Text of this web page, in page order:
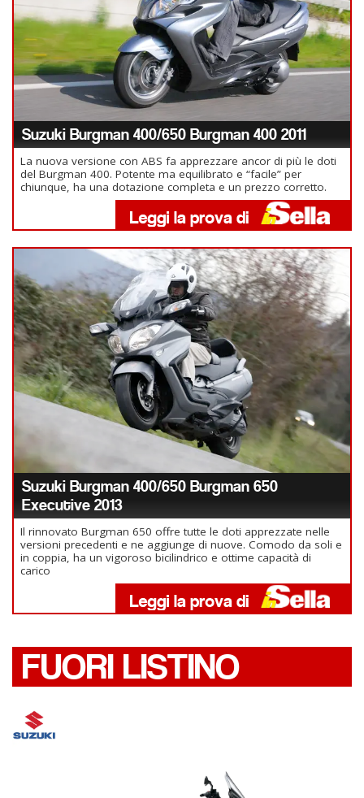
Suzuki Burgman 400/650 Burgman 400 2011
La nuova versione con ABS fa apprezzare ancor di più le doti
del Burgman 400. Potente ma equilibrato e “facile” per
chiunque, ha una dotazione completa e un prezzo corretto.
Suzuki Burgman 400/650 Burgman 650
Executive 2013
Il rinnovato Burgman 650 offre tutte le doti apprezzate nelle
versioni precedenti e ne aggiunge di nuove. Comodo da soli e
in coppia, ha un vigoroso bicilindrico e ottime capacità di
carico
FUORI LISTINO